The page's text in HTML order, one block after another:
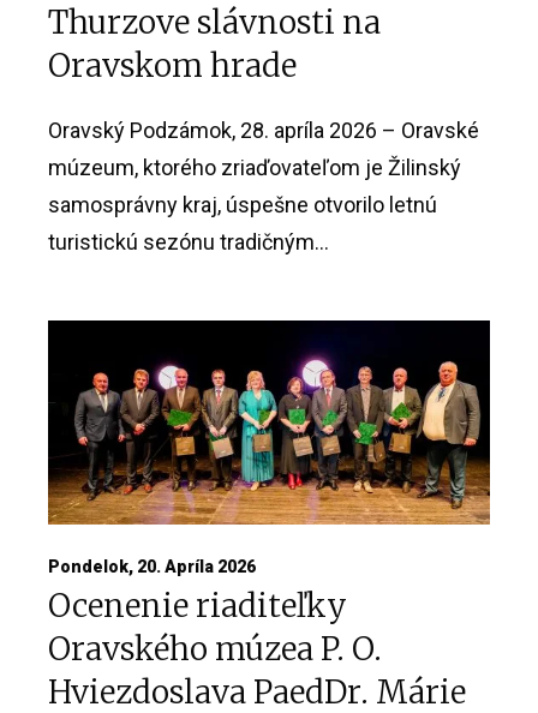
Thurzove slávnosti na
Oravskom hrade
Oravský Podzámok, 28. apríla 2026 – Oravské
múzeum, ktorého zriaďovateľom je Žilinský
samosprávny kraj, úspešne otvorilo letnú
turistickú sezónu tradičným...
Pondelok, 20. Apríla 2026
Ocenenie riaditeľky
Oravského múzea P. O.
Hviezdoslava PaedDr. Márie